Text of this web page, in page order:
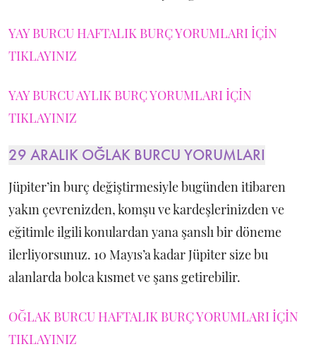
YAY BURCU HAFTALIK BURÇ YORUMLARI İÇİN
TIKLAYINIZ
YAY BURCU AYLIK BURÇ YORUMLARI İÇİN
TIKLAYINIZ
29 ARALIK OĞLAK BURCU YORUMLARI
Jüpiter’in burç değiştirmesiyle bugünden itibaren
yakın çevrenizden, komşu ve kardeşlerinizden ve
eğitimle ilgili konulardan yana şanslı bir döneme
ilerliyorsunuz. 10 Mayıs’a kadar Jüpiter size bu
alanlarda bolca kısmet ve şans getirebilir.
OĞLAK BURCU HAFTALIK BURÇ YORUMLARI İÇİN
TIKLAYINIZ